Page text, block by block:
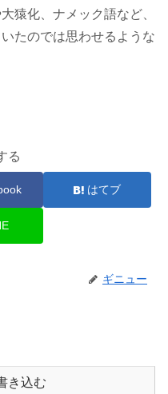
猿化、ナメック語など、
たのでは思わせるような
る
はてブ
ギニュー
き込む